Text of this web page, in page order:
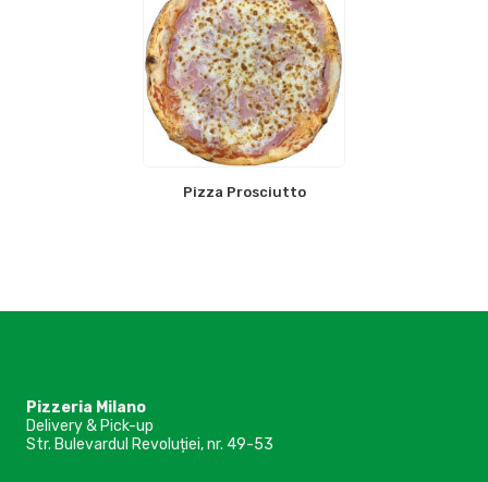
Pizza Prosciutto
Pizzeria Milano
Delivery & Pick-up
Str. Bulevardul Revoluției, nr. 49-53